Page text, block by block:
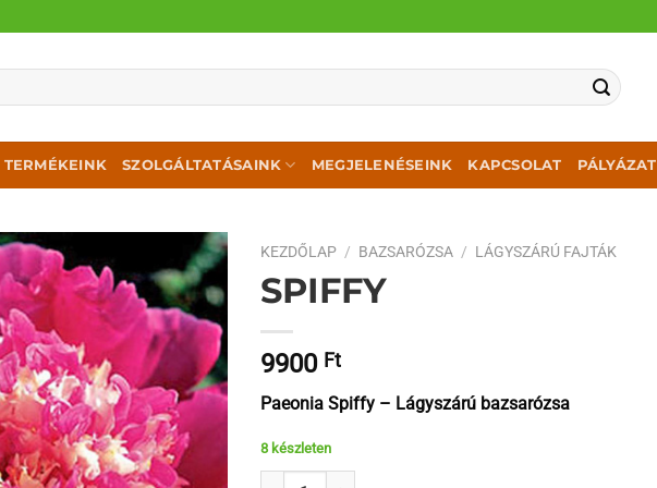
TERMÉKEINK SZOLGÁLTATÁSAINK MEGJELENÉSEINK KAPCSOLAT PÁLYÁZAT
KEZDŐLAP / BAZSARÓZSA / LÁGYSZÁRÚ FAJTÁK
SPIFFY
9900 Ft
Paeonia Spiffy – Lágyszárú bazsarózsa
8 készleten
Spiffy mennyiség